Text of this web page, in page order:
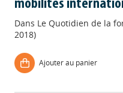
mobilités
Dans Le Quotidien de la
2018)
Ajouter au panier